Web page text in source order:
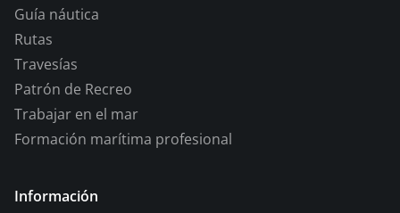
Guía náutica
Rutas
Travesías
Patrón de Recreo
Trabajar en el mar
Formación marítima profesional
Información